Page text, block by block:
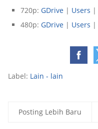
720p: GDrive | Users |
480p: GDrive | Users |
Label: Lain - lain
Posting Lebih Baru